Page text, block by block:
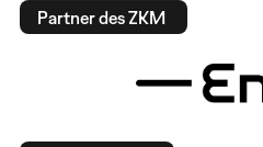
Partner des ZKM